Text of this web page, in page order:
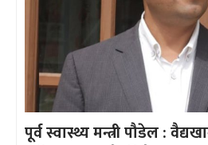
पूर्व स्वास्थ्य मन्त्री पौडेल :